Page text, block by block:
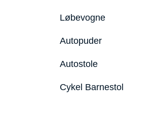
Løbevogne
Autopuder
Autostole
Cykel Barnestol